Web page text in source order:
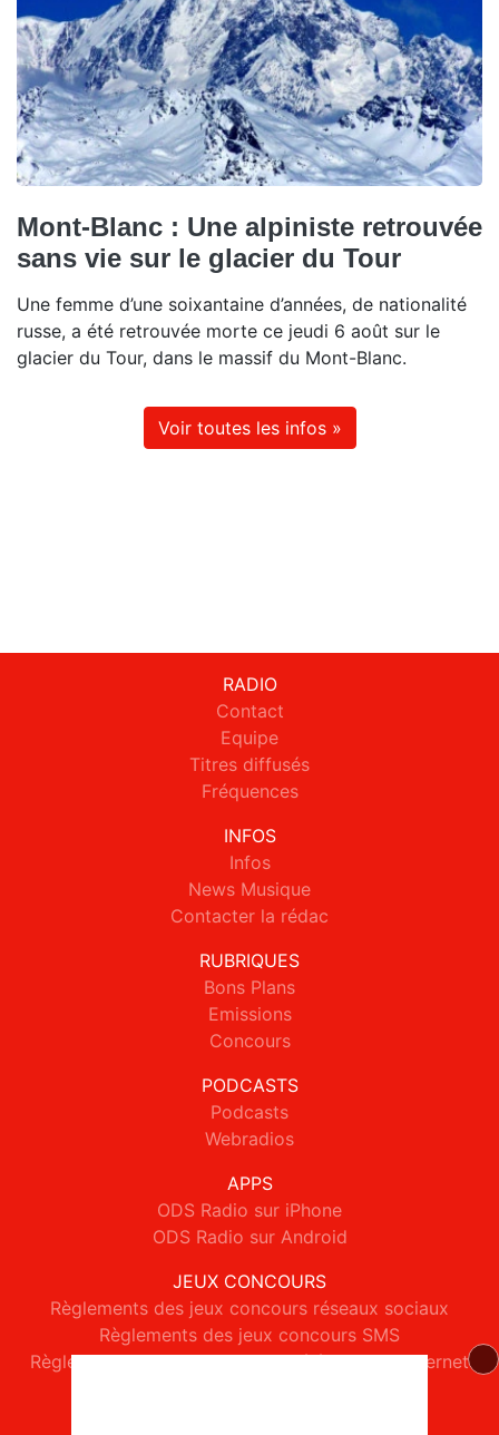
Mont-Blanc : Une alpiniste retrouvée
sans vie sur le glacier du Tour
Une femme d’une soixantaine d’années, de nationalité
russe, a été retrouvée morte ce jeudi 6 août sur le
glacier du Tour, dans le massif du Mont-Blanc.
Voir toutes les infos »
RADIO
Contact
Equipe
Titres diffusés
Fréquences
INFOS
Infos
News Musique
Contacter la rédac
RUBRIQUES
Bons Plans
Emissions
Concours
PODCASTS
Podcasts
Webradios
APPS
ODS Radio sur iPhone
ODS Radio sur Android
JEUX CONCOURS
Règlements des jeux concours réseaux sociaux
Règlements des jeux concours SMS
Règlements des jeux concours téléphone et internet